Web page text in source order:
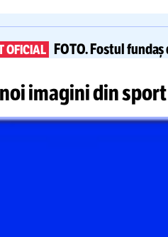
OFICIAL FOTO.Fostul fundaș
imagini din sport